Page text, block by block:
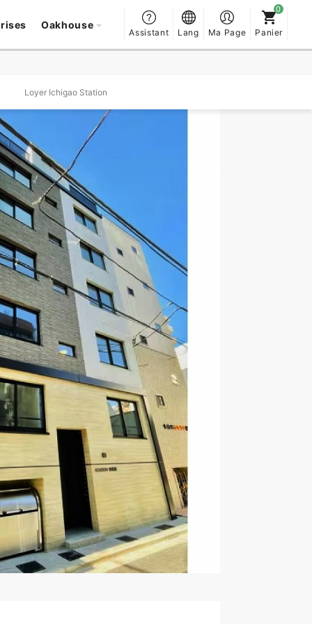
Oakhouse
Assistant Lang Ma Page Panier
Loyer Ichigao Station